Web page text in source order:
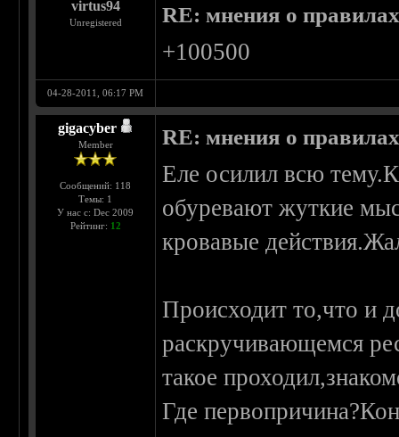
virtus94
Unregistered RE: мнения о
+100500
04-28-2011, 06:17 PM
gigacyber
Member
Сообщений: 118
Темы: 1
У нас с: Dec 2009
Рейтинг: 12
RE: мнения о
Еле осилил всю
обуревают жуткие
кровавые
Происходит то,что и
раскручивающемся
такое
Где